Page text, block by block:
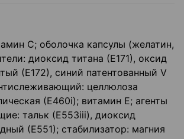
С; оболочка капсулы (желатин,
диоксид титана (Е171), оксид
(Е172), синий патентованный V
целлюлоза
(Е460i); витамин Е; агенты
тальк (Е553iii), диоксид
(Е551); стабилизатор: магния